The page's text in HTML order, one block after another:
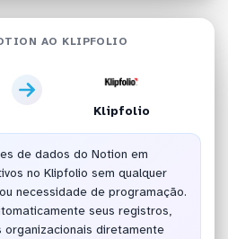
AO KLIPFOLIO
Klipfolio
de dados do Notion em
no Klipfolio sem qualquer
necessidade de programação.
seus registros,
diretamente